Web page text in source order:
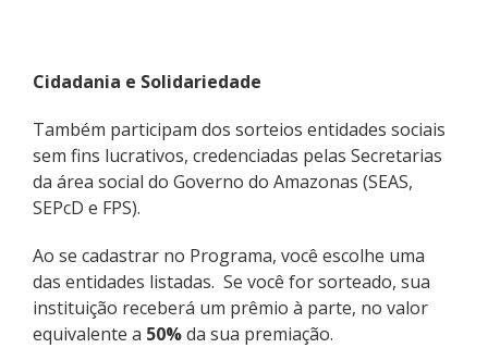
Cidadania e Solidariedade
Também participam dos sorteios entidades sociais
sem fins lucrativos, credenciadas pelas Secretarias
da área social do Governo do Amazonas (SEAS,
SEPcD e FPS).
Ao se cadastrar no Programa, você escolhe uma
das entidades listadas. Se você for sorteado, sua
instituição receberá um prêmio à parte, no valor
equivalente a 50%da sua premiação.